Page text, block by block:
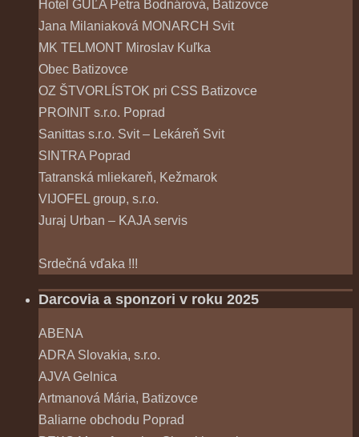
Hotel GUĽA Petra Bodnárová, Batizovce
Jana Milaniaková MONARCH Svit
MK TELMONT Miroslav Kuľka
Obec Batizovce
OZ ŠTVORLÍSTOK pri CSS Batizovce
PROINIT s.r.o. Poprad
Sanittas s.r.o. Svit – Lekáreň Svit
SINTRA Poprad
Tatranská mliekareň, Kežmarok
VIJOFEL group, s.r.o.
Juraj Urban – KAJA servis
Srdečná vďaka !!!
Darcovia a sponzori v roku 2025
ABENA
ADRA Slovakia, s.r.o.
AJVA Gelnica
Artmanová Mária, Batizovce
Baliarne obchodu Poprad